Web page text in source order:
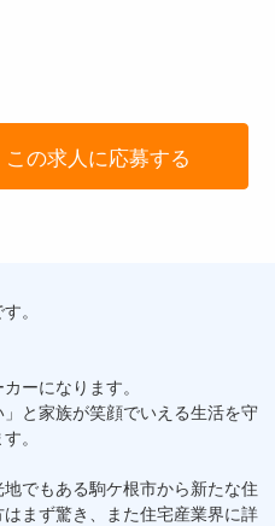
この求人に応募する
。
ーになります。
と家族が笑顔でいえる生活を守
。
でもある駒ケ根市から新たな住
まず驚き、また住宅産業界に詳